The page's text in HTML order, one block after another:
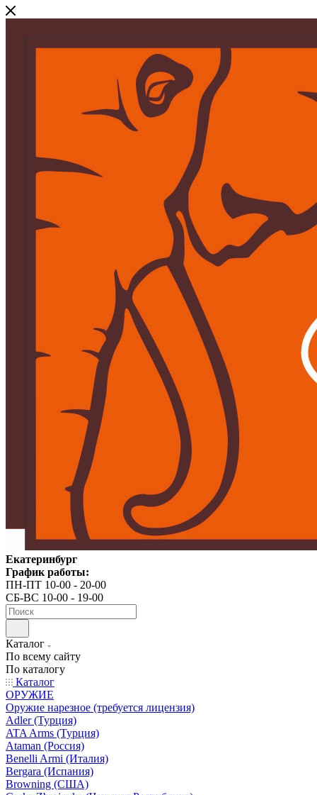
Екатеринбург
График работы:
ПН-ПТ 10-00 - 20-00
СБ-ВС 10-00 - 19-00
Каталог
По всему сайту
По каталогу
Каталог
ОРУЖИЕ
Оружие нарезное (требуется лицензия)
Adler (Турция)
ATA Arms (Турция)
Ataman (Россия)
Benelli Armi (Италия)
Bergara (Испания)
Browning (США)